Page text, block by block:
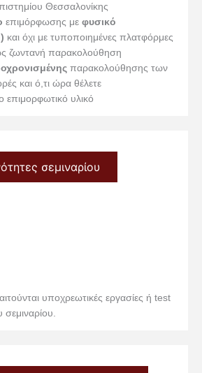
Θεσσαλονίκης
επιμόρφωσης με φυσικό
και όχι με τυποποιημένες πλατφόρμες
ζωντανή παρακολούθηση
παρακολούθησης των
και ό,τι ώρα θέλετε
επιμορφωτικό υλικό
σεμιναρίου
υποχρεωτικές εργασίες ή test
σεμιναρίου.